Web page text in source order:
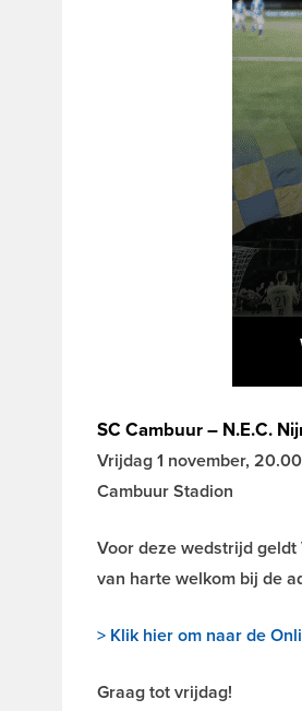
SC Cambuur – N.E.C.
Vrijdag 1 november,
Cambuur Stadion
Voor deze wedstrijd geldt
van harte welkom bij de
> Klik hier om naar de
Graag tot vrijdag!